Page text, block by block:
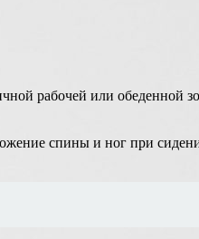
рабочей или обеденной
спины и ног при